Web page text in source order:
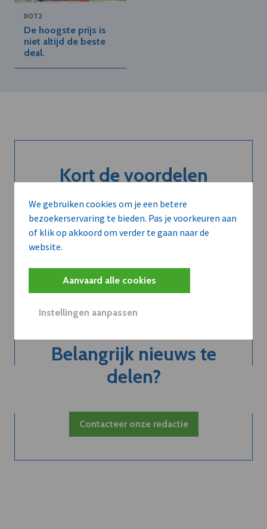
We gebruiken cookies om je een betere
bezoekerservaring te bieden. Pas je voorkeuren aan
of klik op akkoord om verder te gaan naar de
website.
Aanvaard alle cookies
Instellingen aanpassen
DOT2
De hoogste prijs is
niet altijd de beste
deal.
Kort de voordelen
van een
abonnement...
Neem dVO Leads
Belangrijk nieuws te
delen?
Contacteer onze redactie